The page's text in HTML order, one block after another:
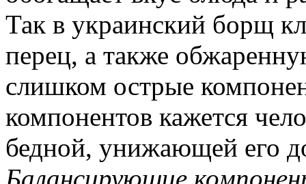
Так в украинский борщ
перец, а также
слишком острые
компонентов кажется
бедной, унижающей его
Балансирующие